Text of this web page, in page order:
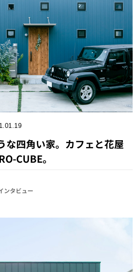
な四角い家。カフェと花屋
CUBE。
ンタビュー